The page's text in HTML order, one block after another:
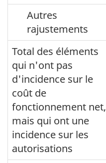
Autres
rajustements
Total des éléments
qui n'ont pas
d'incidence sur le
coût de
fonctionnement net,
mais qui ont une
incidence sur les
autorisations